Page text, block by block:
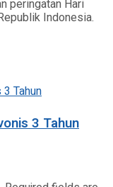
peringatan Hari
Indonesia.
3 Tahun